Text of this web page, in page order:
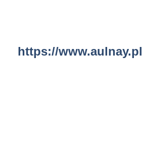
https://www.aulnay.pl